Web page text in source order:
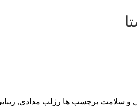
و سلامت برچسب ها رژلب مدادی,